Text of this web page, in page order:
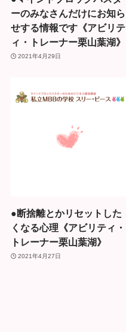
ーのみなさんだけにお知ら
せする情報です《アビリテ
ィ・トレーナー栗山葉湖》
2021年4月29日
●断捨離とかリセットした
くなる心理《アビリティ・
トレーナー栗山葉湖》
2021年4月27日